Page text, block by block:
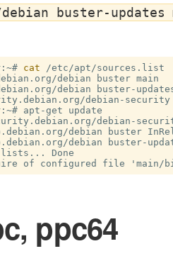
buster-updates
cat
debian buster main
debian buster-
debian-
debian buster
debian buster-
lists... Done
ppc64